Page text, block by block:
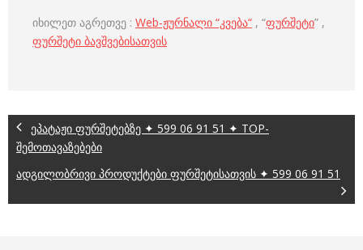
იხილეთ აგრეთვე : Web-ჟურნალი “კვება“ , “ფურშეტი” ,
ფურშეტი ბავშვებისათვის
ეპატაჟი ფურშეტებზე ✦ 599 06 91 51 ✦ TOP-
შემოთავაზებები
ადგილობრივი პროდუქტები ფურშეტისათვის ✦ 599 06 91 51